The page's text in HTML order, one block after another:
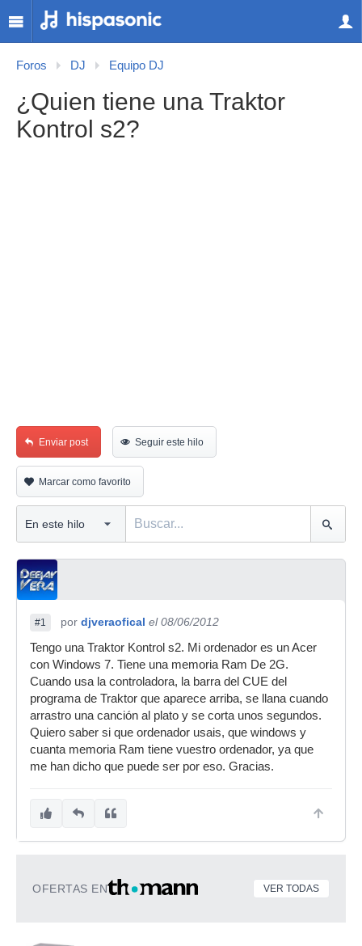
Foros DJ Equipo DJ
¿Quien tiene una Traktor
Kontrol s2?
Enviar post Seguir este hilo
Marcar como favorito
#1 por djveraofical el 08/06/2012
Tengo una Traktor Kontrol s2. Mi ordenador es un Acer
con Windows 7. Tiene una memoria Ram De 2G.
Cuando usa la controladora, la barra del CUE del
programa de Traktor que aparece arriba, se llana cuando
arrastro una canción al plato y se corta unos segundos.
Quiero saber si que ordenador usais, que windows y
cuanta memoria Ram tiene vuestro ordenador, ya que
me han dicho que puede ser por eso. Gracias.
OFERTAS EN VER TODAS